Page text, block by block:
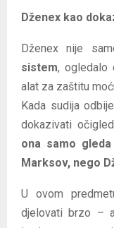
Dženex kao
Dženex nije
sistem, ogledalo
alat za zaštitu
Kada sudija
dokazivati
ona samo
Marksov, nego
U ovom
djelovati brzo –